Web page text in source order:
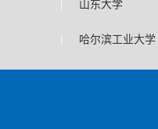
| 山东大学
| 哈尔滨工业大学